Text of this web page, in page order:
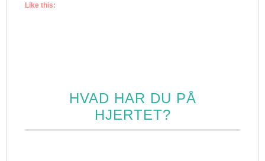
Like this:
HVAD HAR DU PÅ
HJERTET?